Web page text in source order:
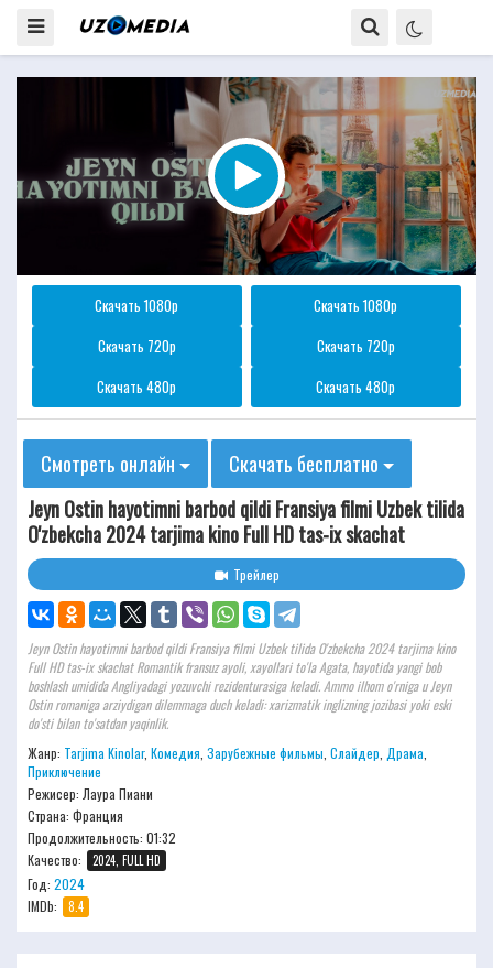
Скачать 1080p
Скачать 1080p
Скачать 720p
Скачать 720p
Скачать 480p
Скачать 480p
Смотреть онлайн
Скачать бесплатно
Jeyn Ostin hayotimni barbod qildi Fransiya filmi Uzbek tilida
O'zbekcha 2024 tarjima kino Full HD tas-ix skachat
Трейлер
Jeyn Ostin hayotimni barbod qildi Fransiya filmi Uzbek tilida O'zbekcha 2024 tarjima kino
Full HD tas-ix skachat Romantik fransuz ayoli, xayollari to'la Agata, hayotida yangi bob
boshlash umidida Angliyadagi yozuvchi rezidenturasiga keladi. Ammo ilhom o'rniga u Jeyn
Ostin romaniga arziydigan dilemmaga duch keladi: xarizmatik inglizning jozibasi yoki eski
do'sti bilan to'satdan yaqinlik.
Жанр: Tarjima Kinolar, Комедия Зарубежные фильмы Слайдер Драма
Приключение
Режисер: Лаура Пиани
Страна: Франция
Продолжительность: 01:32
Качество:
2024, FULL HD
Год: 2024
IMDb:
8.4